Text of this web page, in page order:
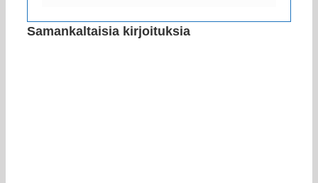
Samankaltaisia kirjoituksia